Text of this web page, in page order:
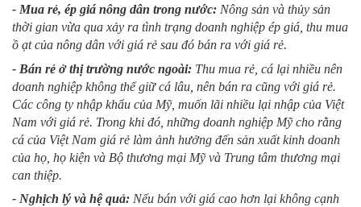
- Mua rẻ, ép giá nông dân trong nước: Nông sản và thủy sản
thời gian vừa qua xảy ra tình trạng doanh nghiệp ép giá, thu mua
ồ ạt của nông dân với giá rẻ sau đó bán ra với giá rẻ.
- Bán rẻ ở thị trường nước ngoài: Thu mua rẻ, cá lại nhiều nên
doanh nghiệp không thể giữ cá lâu, nên bán ra cũng với giá rẻ.
Các công ty nhập khẩu của Mỹ, muốn lãi nhiều lại nhập của Việt
Nam với giá rẻ. Trong khi đó, những doanh nghiệp Mỹ cho rằng
cá của Việt Nam giá rẻ làm ảnh hưởng đến sản xuất kinh doanh
của họ, họ kiện và Bộ thương mại Mỹ và Trung tâm thương mại
can thiệp.
- Nghịch lý và hệ quả: Nếu bán với giá cao hơn lại không cạnh